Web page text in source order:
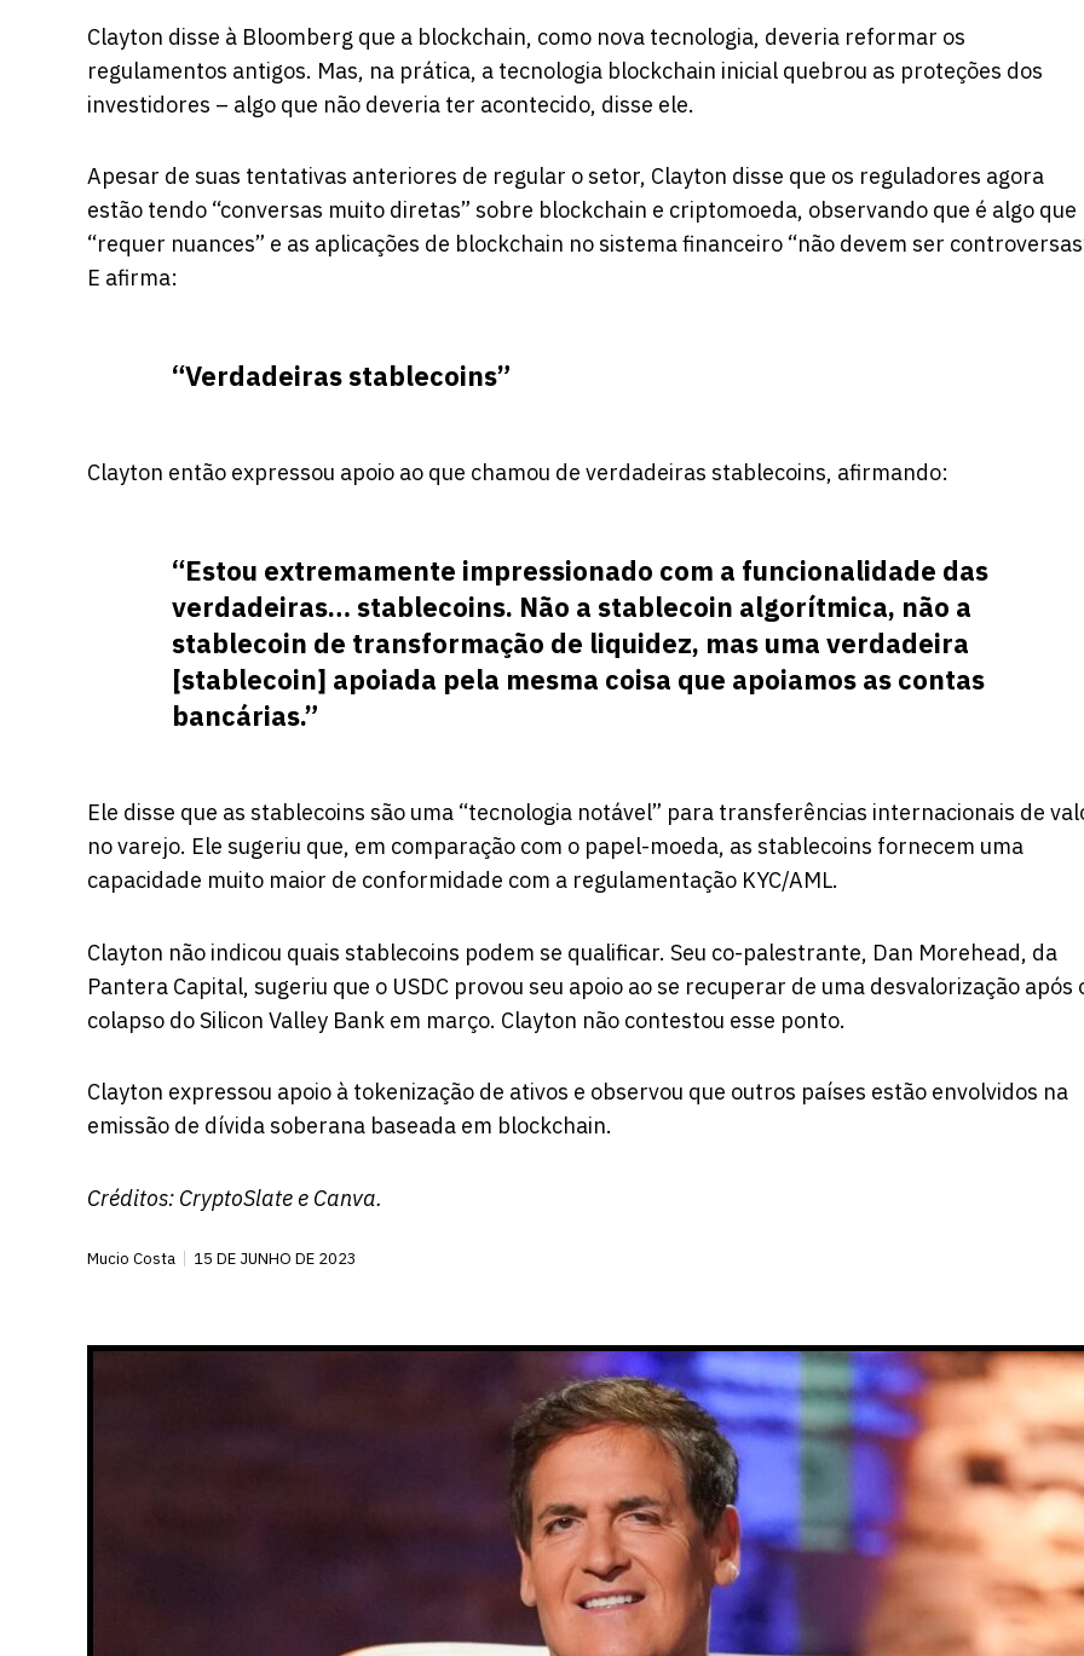
Clayton disse à Bloomberg que a blockchain, como nova tecnologia, deveria reformar os
regulamentos antigos. Mas, na prática, a tecnologia blockchain inicial quebrou as proteções dos
investidores – algo que não deveria ter acontecido, disse ele.
Apesar de suas tentativas anteriores de regular o setor, Clayton disse que os reguladores agora
estão tendo “conversas muito diretas” sobre blockchain e criptomoeda, observando que é algo que
“requer nuances” e as aplicações de blockchain no sistema financeiro “não devem ser
E afirma:
“Verdadeiras stablecoins”
Clayton então expressou apoio ao que chamou de verdadeiras stablecoins, afirmando:
“Estou extremamente impressionado com a funcionalidade das
verdadeiras… stablecoins. Não a stablecoin algorítmica, não a
stablecoin de transformação de liquidez, mas uma verdadeira
[stablecoin] apoiada pela mesma coisa que apoiamos as contas
bancárias.”
Ele disse que as stablecoins são uma “tecnologia notável” para transferências internacionais de
no varejo. Ele sugeriu que, em comparação com o papel-moeda, as stablecoins fornecem uma
capacidade muito maior de conformidade com a regulamentação KYC/AML.
Clayton não indicou quais stablecoins podem se qualificar. Seu co-palestrante, Dan Morehead, da
Pantera Capital, sugeriu que o USDC provou seu apoio ao se recuperar de uma desvalorização após
colapso do Silicon Valley Bank em março. Clayton não contestou esse ponto.
Clayton expressou apoio à tokenização de ativos e observou que outros países estão envolvidos na
emissão de dívida soberana baseada em blockchain.
Créditos: CryptoSlate e Canva.
Mucio Costa 15 DE JUNHO DE 2023